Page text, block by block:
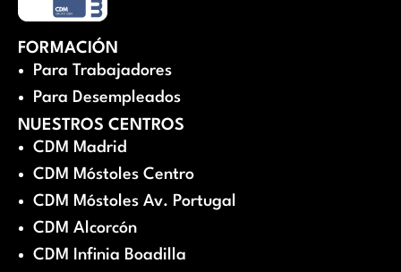
FORMACIÓN
Para Trabajadores
Para Desempleados
NUESTROS CENTROS
CDM Madrid
CDM Móstoles Centro
CDM Móstoles Av. Portugal
CDM Alcorcón
CDM Infinia Boadilla